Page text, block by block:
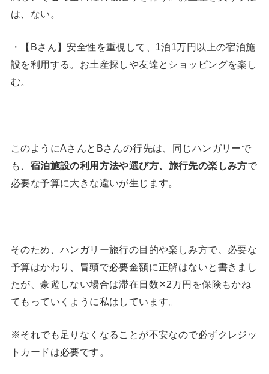
は、ない。
・【Bさん】安全性を重視して、1泊1万円以上の宿泊施
設を利用する。お土産探しや友達とショッピングを楽し
む。
このようにAさんとBさんの行先は、同じハンガリーで
も、 宿泊施設の利用方法や選び方、旅行先の楽しみ方で
必要な予算に大きな違いが生じます。
そのため、ハンガリー旅行の目的や楽しみ方で、必要な
予算はかわり、冒頭で必要金額に正解はないと書きまし
たが、豪遊しない場合は滞在日数✕2万円を保険もかね
てもっていくように私はしています。
※それでも足りなくなることが不安なので必ずクレジッ
トカードは必要です。